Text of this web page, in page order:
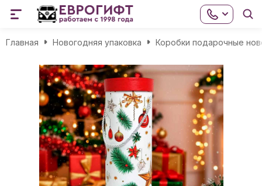
Главная Новогодняя упаковка Коробки подарочные